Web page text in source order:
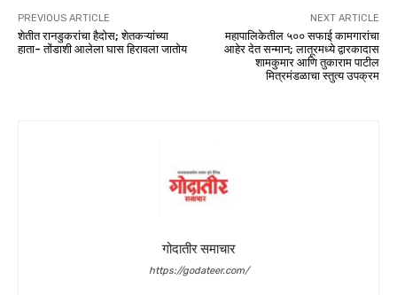
PREVIOUS ARTICLE
शेतीत रानडुकरांचा हैदोस; शेतकऱ्यांच्या
हाता- तोंडाशी आलेला घास हिरावला जातोय
NEXT ARTICLE
महापालिकेतील ५०० सफाई कामगारांचा
आहेर देत सन्मान; लातूरमध्ये द्वारकादास
शामकुमार आणि तुकाराम पाटील
मित्रमंडळाचा स्तुत्य उपक्रम
गोदातीर समाचार
https://godateer.com/